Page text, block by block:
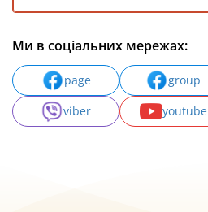
Ми в соціальних мережах:
page group
viber
youtube